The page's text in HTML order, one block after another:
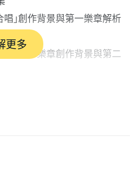
｣創作背景與第一樂章解析
｣第二樂章創作背景與第二
更多